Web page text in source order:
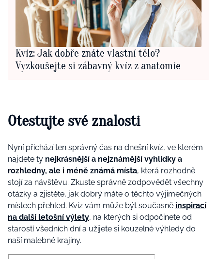
Kvíz: Jak dobře znáte vlastní tělo?
Vyzkoušejte si zábavný kvíz z anatomie
Otestujte své znalosti
Nyní přichází ten správný čas na dnešní kvíz, ve kterém
najdete ty nejkrásnější a nejznámější vyhlídky a
rozhledny, ale i méně známá místa, která rozhodně
stojí za návštěvu. Zkuste správně zodpovědět všechny
otázky a zjistěte, jak dobrý máte o těchto výjimečných
místech přehled. Kvíz vám může být současně inspirací
na další letošní výlety, na kterých si odpočinete od
starostí všedních dní a užijete si kouzelné výhledy do
naší malebné krajiny.